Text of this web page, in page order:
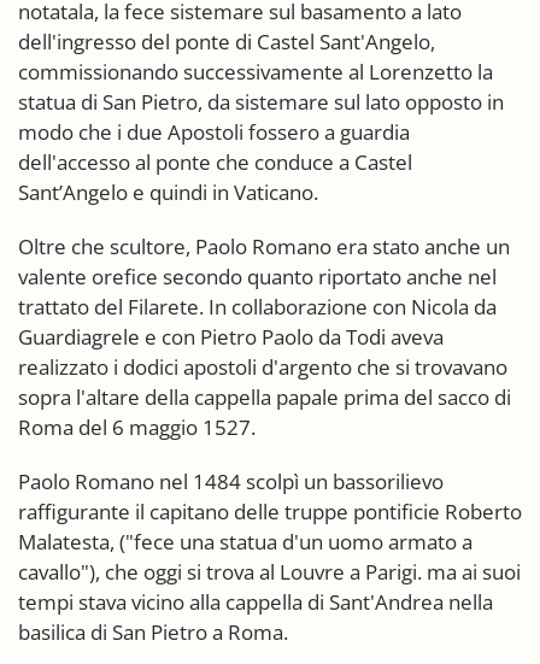
notatala, la fece sistemare sul basamento a lato
dell'ingresso del ponte di Castel Sant'Angelo,
commissionando successivamente al Lorenzetto la
statua di San Pietro, da sistemare sul lato opposto in
modo che i due Apostoli fossero a guardia
dell'accesso al ponte che conduce a Castel
Sant’Angelo e quindi in Vaticano.
Oltre che scultore, Paolo Romano era stato anche un
valente orefice secondo quanto riportato anche nel
trattato del Filarete. In collaborazione con Nicola da
Guardiagrele e con Pietro Paolo da Todi aveva
realizzato i dodici apostoli d'argento che si trovavano
sopra l'altare della cappella papale prima del sacco di
Roma del 6 maggio 1527.
Paolo Romano nel 1484 scolpì un bassorilievo
raffigurante il capitano delle truppe pontificie Roberto
Malatesta, ("fece una statua d'un uomo armato a
cavallo"), che oggi si trova al Louvre a Parigi. ma ai suoi
tempi stava vicino alla cappella di Sant'Andrea nella
basilica di San Pietro a Roma.